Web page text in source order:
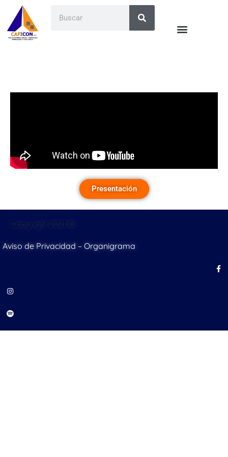
Presentación
Copyright 2021 ©
Aviso de Privacidad – Organigrama